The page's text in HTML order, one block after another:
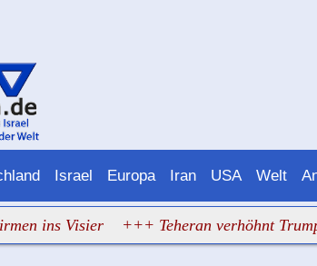
Israel Europa Iran USA Welt
Visier +++ Teheran verhöhnt Trump: